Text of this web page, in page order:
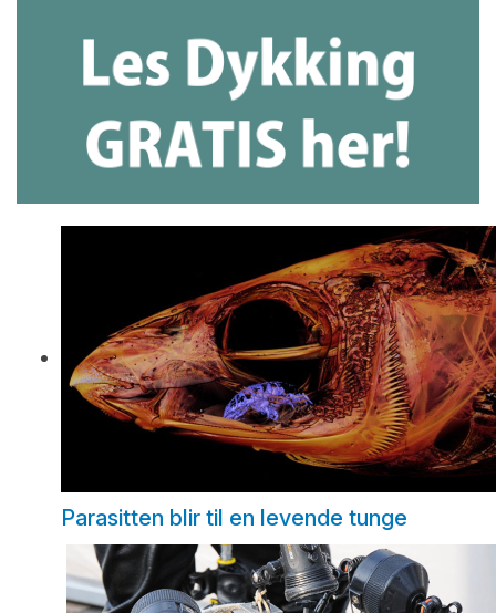
Parasitten blir til en levende tunge